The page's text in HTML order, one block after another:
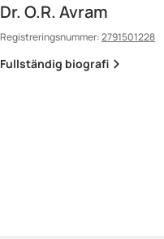
Dr. O.R. Avram
Registreringsnummer:2791501228
Fullständig biografi